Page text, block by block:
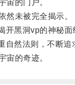
的门户。
未被完全揭示。
黑洞vp的神秘面
然法则，不断追
的奇迹。